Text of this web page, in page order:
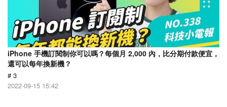
iPhone 手機訂閱制你可以嗎？每個月 2,000 內，比分期付款便宜，
還可以每年換新機？
# 3
2022-09-15 15:42